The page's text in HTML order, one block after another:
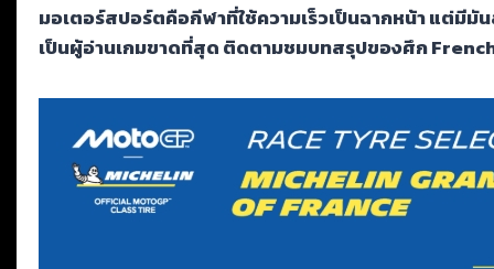
มอเตอร์สปอร์ตคือกีฬาที่ใช้ความเร็วเป็นฉากหน้า แต่มีมั
เป็นผู้อ่านเกมขาดที่สุด ติดตามชมบทสรุปของศึก